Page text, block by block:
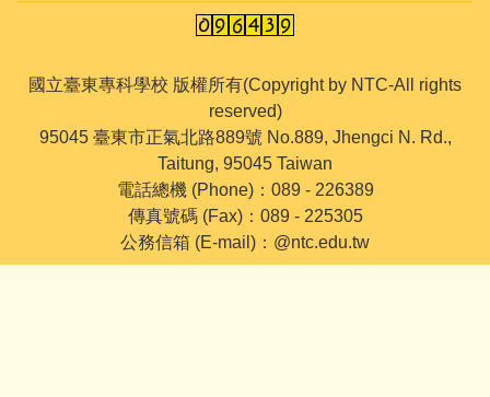
國立臺東專科學校 版權所有(Copyright by NTC-All rights
reserved)
95045 臺東市正氣北路889號 No.889, Jhengci N. Rd.,
Taitung, 95045 Taiwan
電話總機 (Phone)：089 - 226389
傳真號碼 (Fax)：089 - 225305
公務信箱 (E-mail)：@ntc.edu.tw